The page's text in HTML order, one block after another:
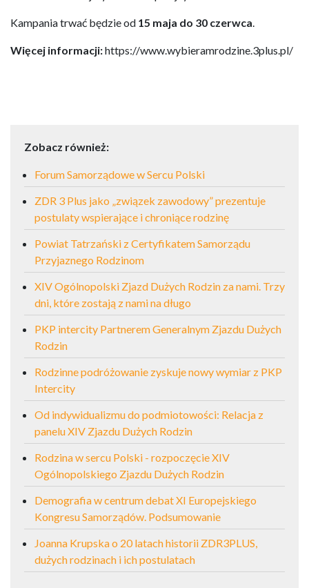
Kampania trwać będzie od 15 maja do 30 czerwca.
Więcej informacji:https://www.wybieramrodzine.3plus.pl/
Zobacz również:
Forum Samorządowe w Sercu Polski
ZDR 3 Plus jako „związek zawodowy” prezentuje
postulaty wspierające i chroniące rodzinę
Powiat Tatrzański z Certyfikatem Samorządu
Przyjaznego Rodzinom
XIV Ogólnopolski Zjazd Dużych Rodzin za nami. Trzy
dni, które zostają z nami na długo
PKP intercity Partnerem Generalnym Zjazdu Dużych
Rodzin
Rodzinne podróżowanie zyskuje nowy wymiar z PKP
Intercity
Od indywidualizmu do podmiotowości: Relacja z
panelu XIV Zjazdu Dużych Rodzin
Rodzina w sercu Polski - rozpoczęcie XIV
Ogólnopolskiego Zjazdu Dużych Rodzin
Demografia w centrum debat XI Europejskiego
Kongresu Samorządów. Podsumowanie
Joanna Krupska o 20 latach historii ZDR3PLUS,
dużych rodzinach i ich postulatach